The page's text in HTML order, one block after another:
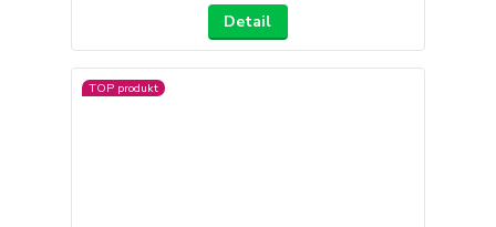
Detail
TOP produkt